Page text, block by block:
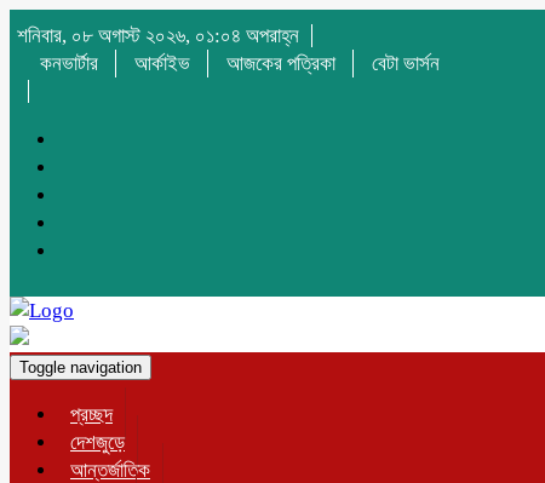
শনিবার, ০৮ অগাস্ট ২০২৬, ০১:০৪ অপরাহ্ন
কনভার্টার
আর্কাইভ আজকের পত্রিকা বেটা ভার্সন
Toggle navigation
প্রচ্ছদ
দেশজুড়ে
আন্তর্জাতিক